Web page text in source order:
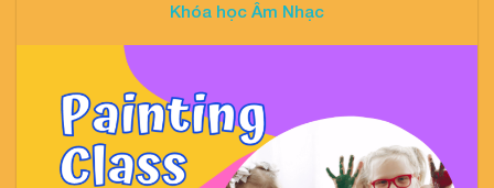
Khóa học Âm Nhạc